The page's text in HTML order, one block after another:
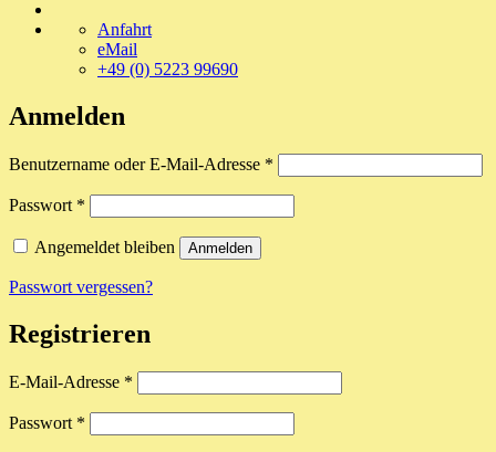
Anfahrt
eMail
+49 (0) 5223 99690
Anmelden
Benutzername oder E-Mail-Adresse *
Passwort *
Angemeldet bleiben Anmelden
Passwort vergessen?
Registrieren
E-Mail-Adresse *
Passwort *